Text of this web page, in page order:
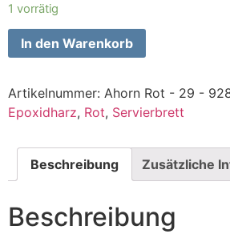
1 vorrätig
In den Warenkorb
Artikelnummer: Ahorn Rot - 29 -
Epoxidharz, Rot, Servierbrett
Beschreibung Zusätzliche
Beschreibung